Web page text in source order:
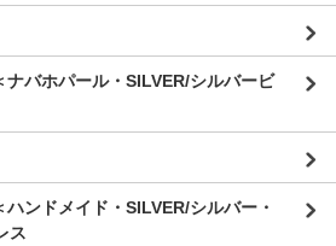
バホパール・SILVER/シルバービ
ンドメイド・SILVER/シルバー・
ス